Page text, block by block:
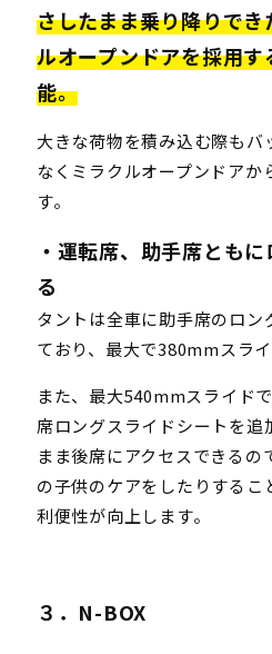
さしたまま乗り降りで
ルオープンドアを採用
能。
大きな荷物を積み込む際もバ
なくミラクルオープンドアか
す。
・運転席、助手席とも
る
タントは全車に助手席のロン
ており、最大で380mmスライ
また、最大540mmスライド
席ロングスライドシートを追
まま後席にアクセスできるの
の子供のケアをしたりするこ
利便性が向上します。
３．N-BOX